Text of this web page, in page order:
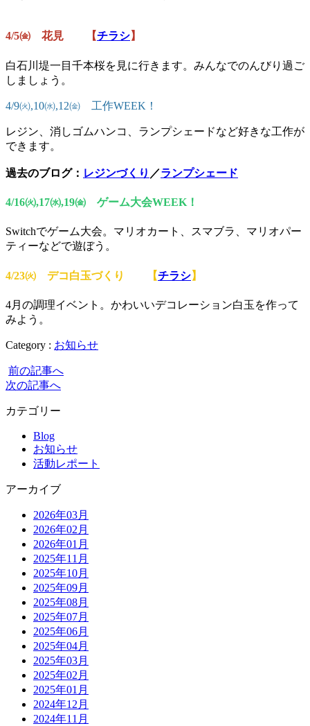
4/5㈮ 花見 【チラシ】
白石川堤一目千本桜を見に行きます。みんなでのんびり過ご
しましょう。
4/9㈫,10㈬,12㈮ 工作WEEK！
レジン、消しゴムハンコ、ランプシェードなど好きな工作が
できます。
過去のブログ： レジンづくり ／ランプシェード
4/16㈫,17㈬,19㈮ ゲーム大会WEEK！
Switchでゲーム大会。マリオカート、スマブラ、マリオパー
ティーなどで遊ぼう。
4/23㈫ デコ白玉づくり 【チラシ】
4月の調理イベント。かわいいデコレーション白玉を作って
みよう。
Category : お知らせ
前の記事へ
次の記事へ
カテゴリー
Blog
お知らせ
活動レポート
アーカイブ
2026年03月
2026年02月
2026年01月
2025年11月
2025年10月
2025年09月
2025年08月
2025年07月
2025年06月
2025年04月
2025年03月
2025年02月
2025年01月
2024年12月
2024年11月